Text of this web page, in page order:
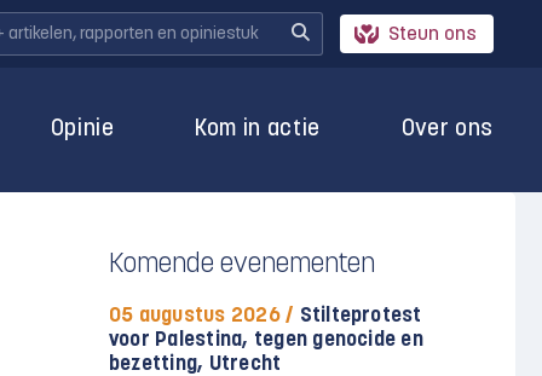
Steun ons
Opinie Kom in actie Over ons
Komende evenementen
05 augustus 2026 / Stilteprotest
voor Palestina, tegen genocide en
bezetting, Utrecht